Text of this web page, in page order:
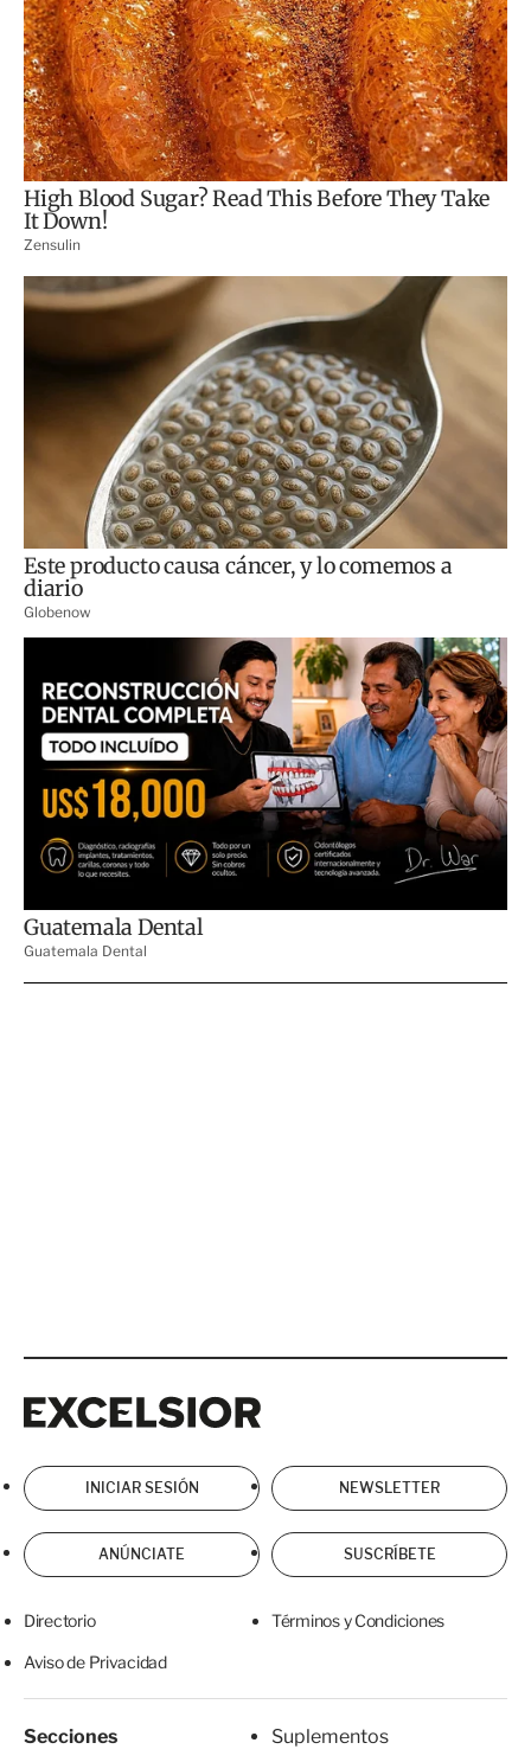
INICIAR SESIÓN NEWSLETTER
ANÚNCIATE SUSCRÍBETE
Directorio Términos y Condiciones
Aviso de Privacidad
Secciones
Suplementos